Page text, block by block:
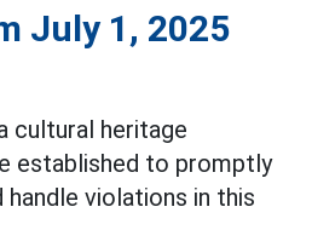
July 1, 2025
cultural heritage
established to promptly
violations in this